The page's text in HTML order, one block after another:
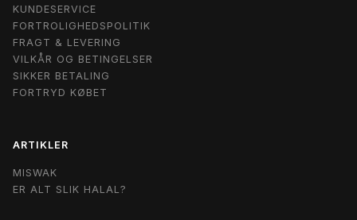
KUNDESERVICE
FORTROLIGHEDSPOLITIK
FRAGT & LEVERING
VILKÅR OG BETINGELSER
SIKKER BETALING
FORTRYD KØBET
ARTIKLER
MISWAK
ER ALT SLIK HALAL?